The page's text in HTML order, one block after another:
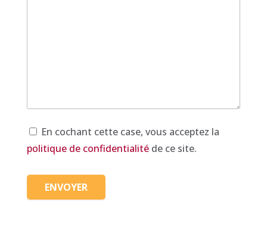
En cochant cette case, vous acceptez la
politique de confidentialitéde ce site.